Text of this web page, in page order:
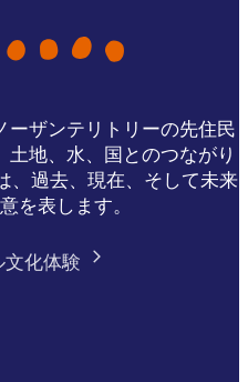
ーザンテリトリーの先住民
地、水、国とのつながり
、過去、現在、そして未来
を表します。
文化体験